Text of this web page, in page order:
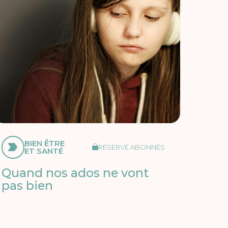
BIEN ÊTRE
ET SANTÉ RÉSERVÉ ABONNÉS
Quand nos ados ne vont
pas bien